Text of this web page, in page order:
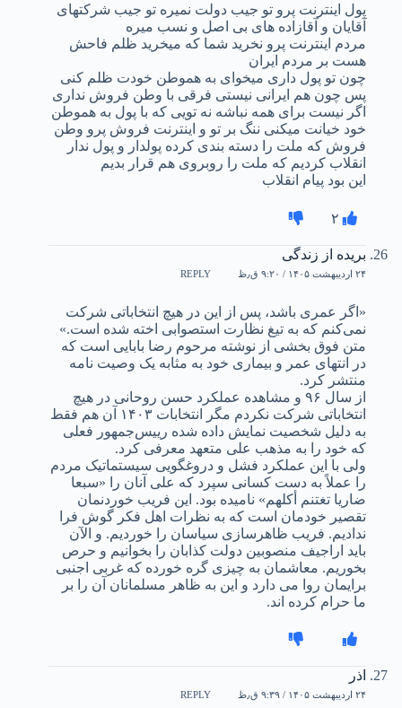
پول اینترنت پرو تو جیب دولت نمیره تو جیب شرکتهای
آقایان و آقازاده های بی اصل و نسب میره
مردم اینترنت پرو نخرید شما که میخرید ظلم فاحش
هست بر مردم ایران
چون تو پول داری میخوای به هموطن خودت ظلم کنی
پس چون هم ایرانی نیستی فرقی با وطن فروش نداری
اگر نیست برای همه نباشه نه تویی که با پول به هموطن
خود خیانت میکنی ننگ بر تو و اینترنت فروش پرو وطن
فروش که ملت را دسته بندی کرده پولدار و پول ندار
انقلاب کردیم که ملت را روبروی هم قرار بدیم
این بود پیام انقلاب
۲
بریده از زندگی
۲۴ اردیبهشت ۱۴۰۵ / ۹:۲۰ ق٫ظ REPLY
«اگر عمری باشد، پس از این در هیچ انتخاباتی شرکت
نمی‌کنم که به تیغ نظارت استصوابی اخته شده است.»
متن فوق بخشی از نوشته مرحوم رضا بابایی است که
در انتهای عمر و بیماری خود به مثابه یک وصیت نامه
منتشر کرد.
از سال ۹۶ و مشاهده عملکرد حسن روحانی در هیچ
انتخاباتی شرکت نکردم مگر انتخابات ۱۴۰۳ آن هم فقط
به دلیل شخصیت نمایش داده شده رییس‌جمهور فعلی
که خود را به مذهب علی متعهد معرفی کرد.
ولی با این عملکرد فشل و دروغگویی سیستماتیک مردم
را عملاً به دست کسانی سپرد که علی آنان را «سبعا
ضاریا تغتنم أکلهم» نامیده بود. این فریب خوردنمان
تقصیر خودمان است که به نظرات اهل فکر گوش فرا
ندادیم. فریب ظاهرسازی سیاسان را خوردیم. و الآن
باید اراجیف منصوبین دولت کذابان را بخوانیم و حرص
بخوریم. معاشمان به چیزی گره خورده که غربی اجنبی
برایمان روا می دارد و این به ظاهر مسلمانان آن را بر
ما حرام کرده اند.
اذر
۲۴ اردیبهشت ۱۴۰۵ / ۹:۳۹ ق٫ظ REPLY